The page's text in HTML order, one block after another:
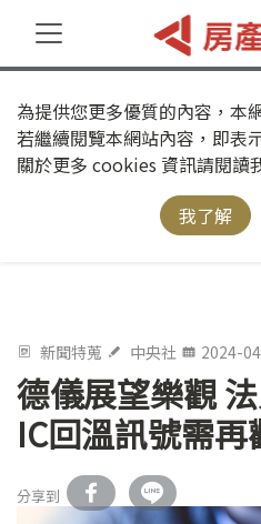
為提供您更多優質的內容，本
若繼續閱覽本網站內容，即表
關於更多 cookies 資訊請閱讀
我了解
新聞特蒐 中央社 2024-
德儀展望樂觀
IC回溫訊號需再
分享到